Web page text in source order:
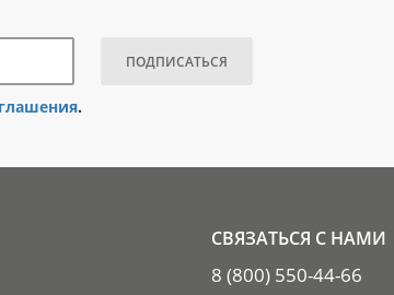
ПОДПИСАТЬСЯ
.
СВЯЗАТЬСЯ С НАМИ
8 (800) 550-44-66